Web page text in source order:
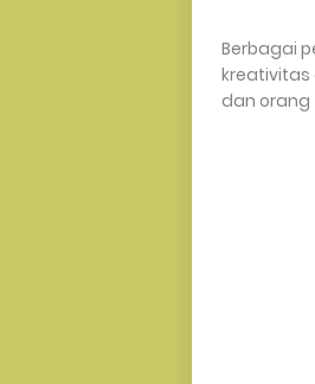
Berbagai
dan orang